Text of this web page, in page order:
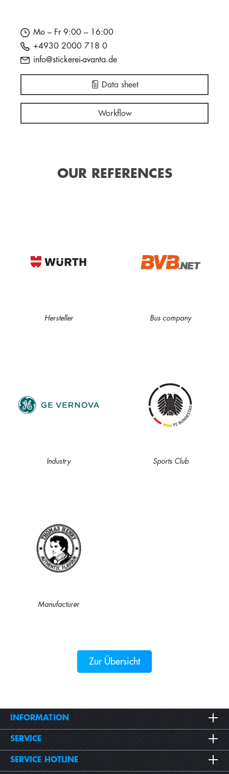
Mo – Fr 9:00 – 16:00
+4930 2000 718 0
info@stickerei-avanta.de
Data sheet
Workflow
OUR REFERENCES
Hersteller Bus company
Industry Sports Club
Manufacturer
Zur Übersicht
INFORMATION
SERVICE
SERVICE HOTLINE